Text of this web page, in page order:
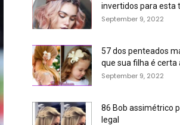
invertidos para esta
September 9, 2022
57 dos penteados
que sua filha é certa
September 9, 2022
86 Bob assimétrico
legal